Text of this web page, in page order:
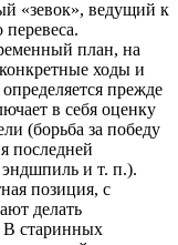
«зевок», ведущий к
план, на
ходы и
прежде
в себя оценку
(борьба за победу
последней
и т. п.).
позиция, с
делать
В старинных